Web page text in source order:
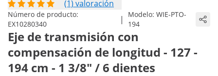
(1) valoración
Número de producto:
EX10280340
| Modelo: WIE-PTO-
194
Eje de transmisión con
compensación de longitud - 127 -
194 cm - 1 3/8" / 6 dientes